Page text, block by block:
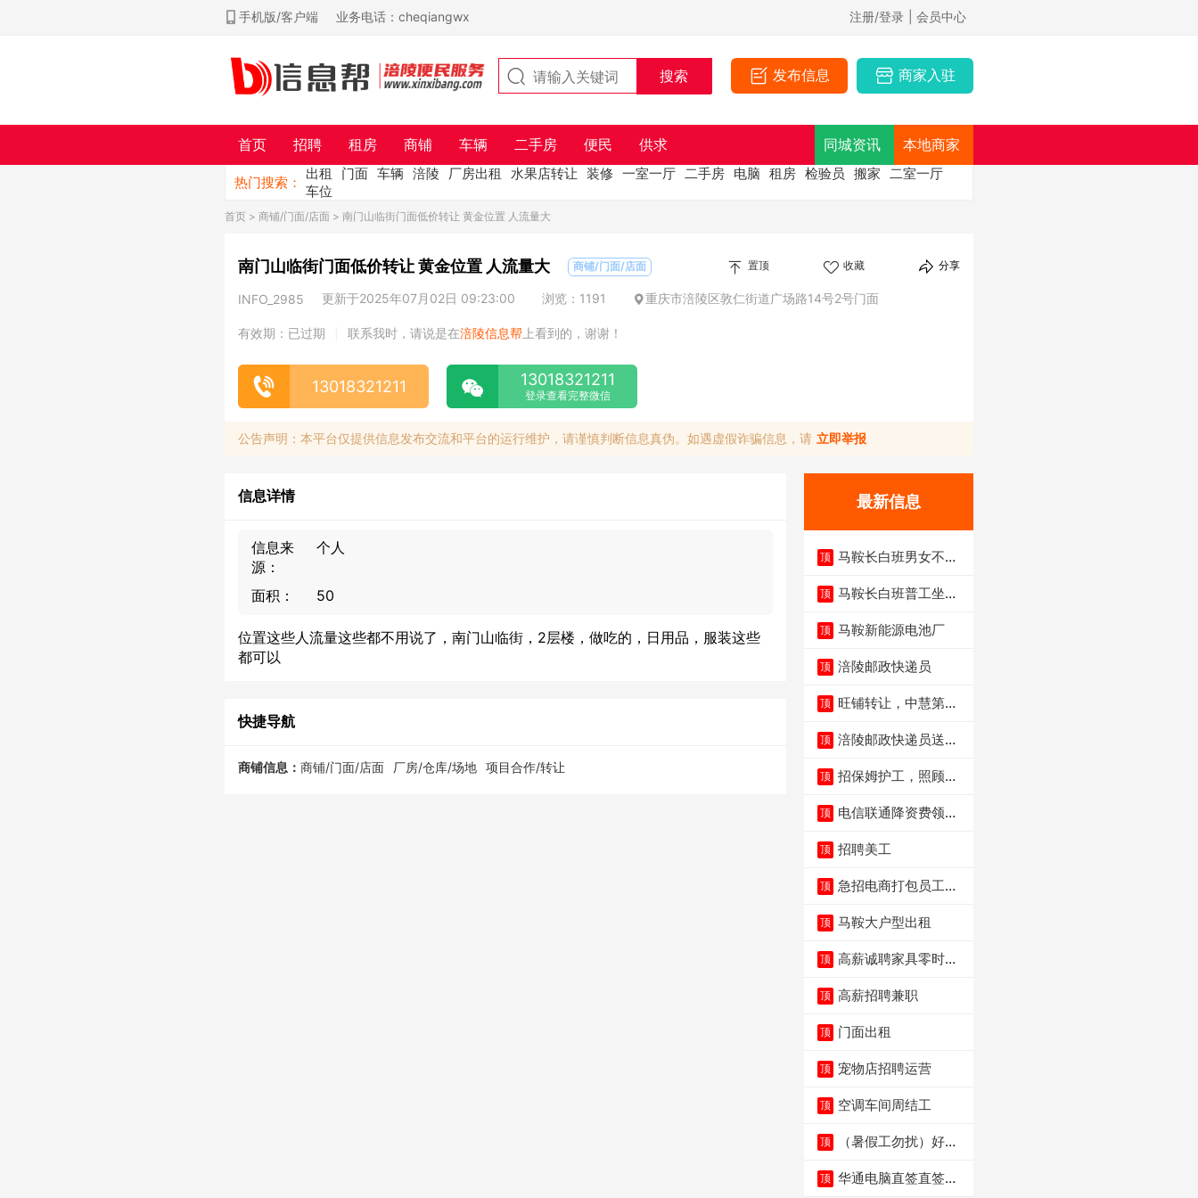
手机版/客户端 业务电话：cheqiangwx 注册/登录 | 会员中心
发布信息 商家入驻
首页 招聘 租房 商铺 车辆 二手房 便民 供求 同城资讯 本地商家
热门搜索：
出租 门面 车辆 涪陵 厂房出租 水果店转让 装修 一室一厅 二手房 电脑 租房 检验员 搬家 二室一厅
车位
首页 > 商铺/门面/店面 > 南门山临街门面低价转让 黄金位置 人流量大
南门山临街门面低价转让 黄金位置 人流量大 商铺/门面/店面 置顶 收藏 分享
INFO_2985 更新于2025年07月02日 09:23:00 浏览：1191 重庆市涪陵区敦仁街道广场路14号2号门面
有效期：已过期 联系我时，请说是在涪陵信息帮 上看到的，谢谢！
13018321211 13018321211
登录查看完整微信
公告声明：本平台仅提供信息发布交流和平台的运行维护，请谨慎判断信息真伪。如遇虚假诈骗信息，请 立即举报
信息详情
信息来
源：
个人
面积： 50
位置这些人流量这些都不用说了，南门山临街，2层楼，做吃的，日用品，服装这些
都可以
快捷导航
商铺信息： 商铺/门面/店面 厂房/仓库/场地 项目合作/转让
最新信息
顶 马鞍长白班男女不限
顶 马鞍长白班普工坐班
顶 马鞍新能源电池厂
顶 涪陵邮政快递员
顶 旺铺转让，中慧第一
顶 涪陵邮政快递员送货
顶 招保姆护工，照顾病
顶 电信联通降资费领价
顶 招聘美工
顶 急招电商打包员工作
顶 马鞍大户型出租
顶 高薪诚聘家具零时促
顶 高薪招聘兼职
顶 门面出租
顶 宠物店招聘运营
顶 空调车间周结工
顶
（暑假工勿扰）好想
顶 华通电脑直签直签直